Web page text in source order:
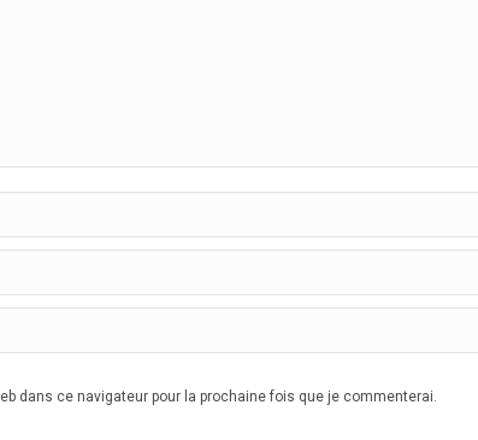
dans ce navigateur pour la prochaine fois que je commenterai.